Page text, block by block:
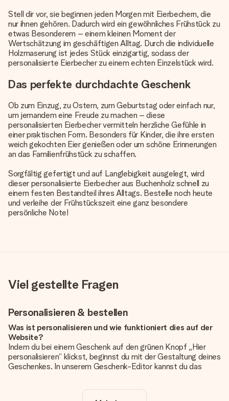
Stell dir vor, sie beginnen jeden Morgen mit Eierbechern, die
nur ihnen gehören. Dadurch wird ein gewöhnliches Frühstück zu
etwas Besonderem – einem kleinen Moment der
Wertschätzung im geschäftigen Alltag. Durch die individuelle
Holzmaserung ist jedes Stück einzigartig, sodass der
personalisierte Eierbecher zu einem echten Einzelstück wird.
Das perfekte durchdachte Geschenk
Ob zum Einzug, zu Ostern, zum Geburtstag oder einfach nur,
um jemandem eine Freude zu machen – diese
personalisierten Eierbecher vermitteln herzliche Gefühle in
einer praktischen Form. Besonders für Kinder, die ihre ersten
weich gekochten Eier genießen oder um schöne Erinnerungen
an das Familienfrühstück zu schaffen.
Sorgfältig gefertigt und auf Langlebigkeit ausgelegt, wird
dieser personalisierte Eierbecher aus Buchenholz schnell zu
einem festen Bestandteil ihres Alltags. Bestelle noch heute
und verleihe der Frühstückszeit eine ganz besondere
persönliche Note!
Viel gestellte Fragen
Personalisieren & bestellen
Was ist personalisieren und wie funktioniert dies auf der
Website?
Indem du bei einem Geschenk auf den grünen Knopf „Hier
personalisieren“ klickst, beginnst du mit der Gestaltung deines
Geschenkes. In unserem Geschenk-Editor kannst du das
noch eines unserer angebotenen Designs, um deinem